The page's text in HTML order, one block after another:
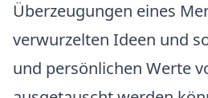
Überzeugungen eines
verwurzelten Ideen und
und persönlichen Werte